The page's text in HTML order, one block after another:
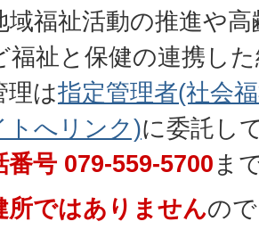
域福祉活動の推進や
福祉と保健の連携し
理は指定管理者(社会
トへリンク)に委託し
号 079-559-5700ま
所ではありませんの